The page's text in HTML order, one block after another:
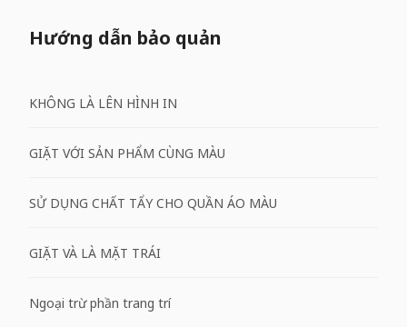
Hướng dẫn bảo quản
KHÔNG LÀ LÊN HÌNH IN
GIẶT VỚI SẢN PHẨM CÙNG MÀU
SỬ DỤNG CHẤT TẨY CHO QUẦN ÁO MÀU
GIẶT VÀ LÀ MẶT TRÁI
Ngoại trừ phần trang trí